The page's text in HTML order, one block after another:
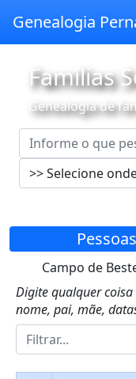
Genealogia
Famílias
Genealogia de
Campo de
Digite qualquer
nome, pai, mãe,